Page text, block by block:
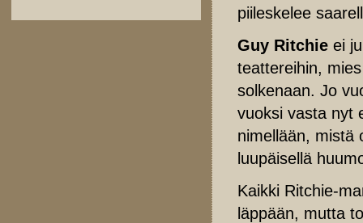
piileskelee
Guy Ritchie ei
teattereihin,
solkenaan. Jo
vuoksi vasta nyt
nimellään, mistä
luupäisellä
Kaikki Ritchie-
läppään, mutta